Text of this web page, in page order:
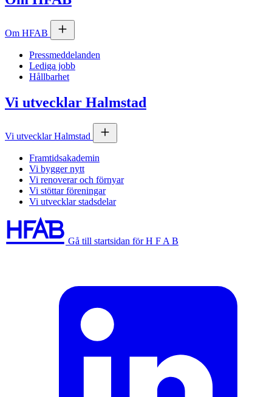
Om HFAB
Pressmeddelanden
Lediga jobb
Hållbarhet
Vi utvecklar Halmstad
Vi utvecklar Halmstad
Framtidsakademin
Vi bygger nytt
Vi renoverar och förnyar
Vi stöttar föreningar
Vi utvecklar stadsdelar
Gå till startsidan för H F A B